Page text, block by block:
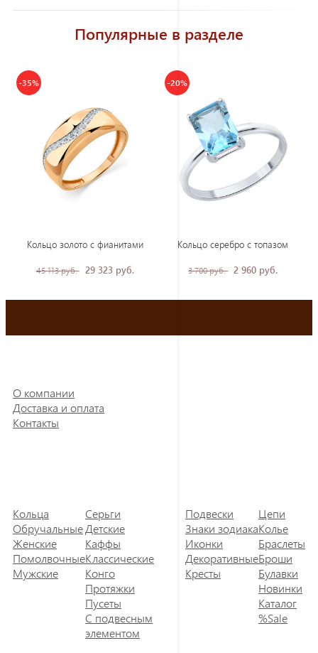
Популярные в разделе
-35%
Кольцо золото с фианитами
45 113 руб. 29 323 руб.
-20%
Кольцо серебро с топазом
3 700 руб. 2 960 руб.
О компании
Доставка и оплата
Контакты
Кольца
Обручальные
Женские
Помолвочные
Мужские
Серьги
Детские
Каффы
Классические
Конго
Протяжки
Пусеты
С подвесным
элементом
Подвески
Знаки зодиака
Иконки
Декоративные
Кресты
Цепи
Колье
Браслеты
Броши
Булавки
Новинки
Каталог
%Sale